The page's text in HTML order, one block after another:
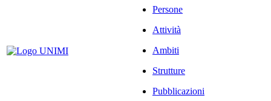
Persone
Attività
Ambiti
Strutture
Pubblicazioni